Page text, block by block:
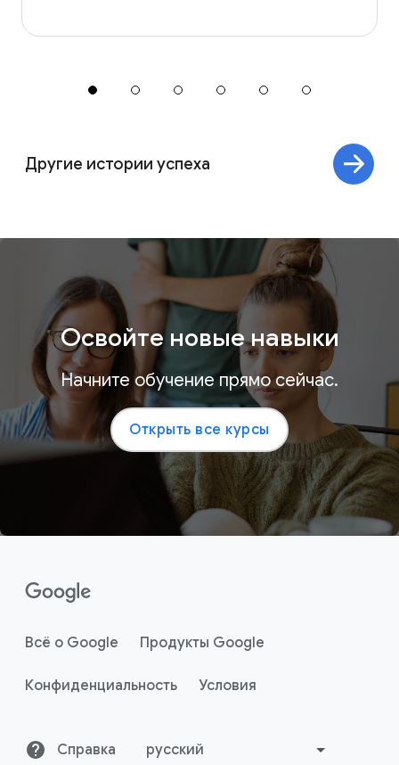
Другие истории успеха
Освойте новые навыки
Начните обучение прямо сейчас.
Открыть все курсы
Всё о Google Продукты Google
Конфиденциальность Условия
Справка